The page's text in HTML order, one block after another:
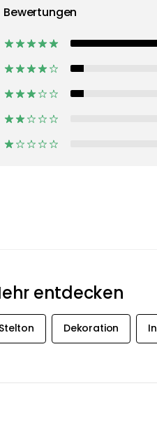
Bewertungen
entdecken
Stelton Dekoration